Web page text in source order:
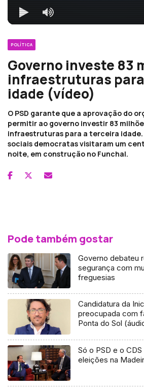
POLÍTICA
Governo investe 83
infraestruturas
idade (vídeo)
O PSD garante que a aprovação do
permitir ao governo investir 83
infraestruturas para a terceira idade.
sociais democratas visitaram um
noite, em construção no Funchal.
Pode também gostar
Governo debateu
segurança com
freguesias
Candidatura da
preocupada com
Ponta do Sol
Só o PSD e o
eleições na